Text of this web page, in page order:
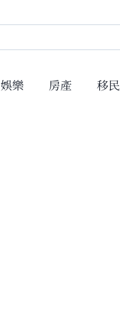
娛樂 房產 移民